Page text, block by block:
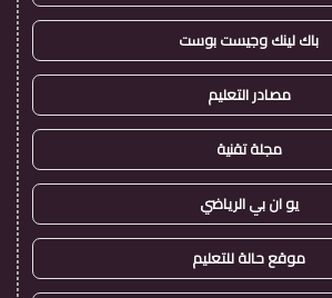
باك لينك وجيست بوست
مصادر التعليم
مجلة تقنية
يو ان بي الرياضي
موقع حالة للتعليم